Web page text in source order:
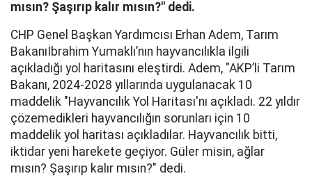
mısın? Şaşırıp kalır mısın?" dedi.
CHP Genel Başkan Yardımcısı Erhan Adem, Tarım
Bakanıİbrahim Yumaklı’nın hayvancılıkla ilgili
açıkladığı yol haritasını eleştirdi. Adem, "AKP’li Tarım
Bakanı, 2024-2028 yıllarında uygulanacak 10
maddelik "Hayvancılık Yol Haritası'nı açıkladı. 22 yıldır
çözemedikleri hayvancılığın sorunları için 10
maddelik yol haritası açıkladılar. Hayvancılık bitti,
iktidar yeni harekete geçiyor. Güler misin, ağlar
mısın? Şaşırıp kalır mısın?" dedi.